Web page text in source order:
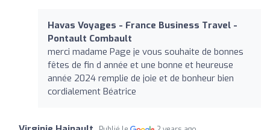
Havas Voyages - France Business Travel -
Pontault Combault
merci madame Page je vous souhaite de bonnes
fêtes de fin d année et une bonne et heureuse
année 2024 remplie de joie et de bonheur bien
cordialement Béatrice